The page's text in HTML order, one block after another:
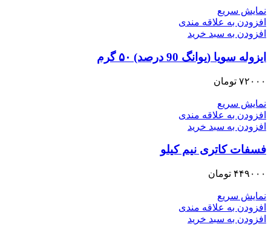
نمایش سریع
افزودن به علاقه مندی
افزودن به سبد خرید
ایزوله سویا (یوانگ 90 درصد) ۵۰ گرم
۷۲۰۰۰ تومان
نمایش سریع
افزودن به علاقه مندی
افزودن به سبد خرید
فسفات کاتری نیم کیلو
۴۴۹۰۰۰ تومان
نمایش سریع
افزودن به علاقه مندی
افزودن به سبد خرید